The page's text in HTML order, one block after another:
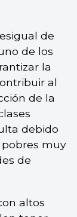
de
de los
la
al
de la
debido
pobres muy
de
altos